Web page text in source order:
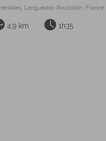
Languedoc-Roussillon, France
4,9 km 1h35